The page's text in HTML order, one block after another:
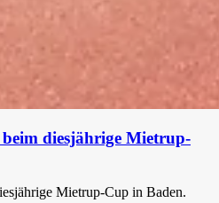
diesjährige Mietrup-
Mietrup-Cup in Baden.